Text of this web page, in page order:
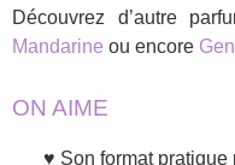
Découvrez d’autre
Mandarine ou encore
ON AIME
Son format pratique